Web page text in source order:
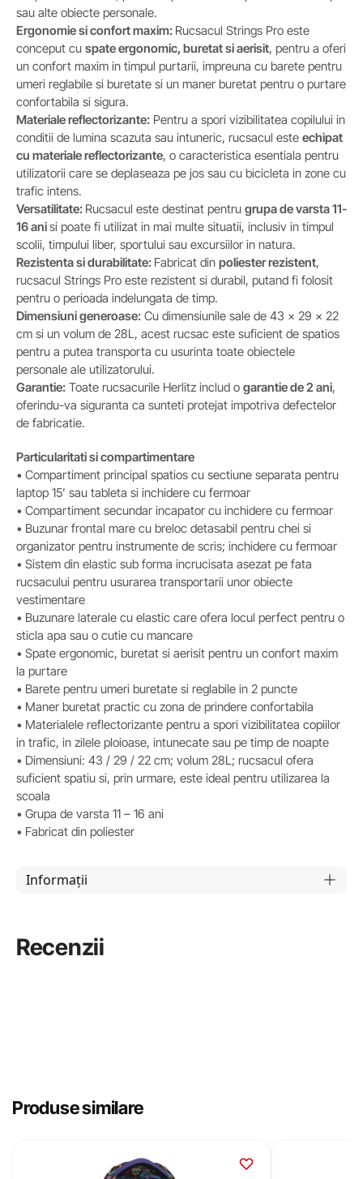
sau alte obiecte personale.
Ergonomie si confort maxim: Rucsacul Strings Pro este
conceput cu spate ergonomic, buretat si aerisit, pentru a oferi
un confort maxim in timpul purtarii, impreuna cu barete pentru
umeri reglabile si buretate si un maner buretat pentru o purtare
confortabila si sigura.
Materiale reflectorizante: Pentru a spori vizibilitatea copilului in
conditii de lumina scazuta sau intuneric, rucsacul este echipat
cu materiale reflectorizante, o caracteristica esentiala pentru
utilizatorii care se deplaseaza pe jos sau cu bicicleta in zone cu
trafic intens.
Versatilitate: Rucsacul este destinat pentru grupa de varsta 11-
16 anisi poate fi utilizat in mai multe situatii, inclusiv in timpul
scolii, timpului liber, sportului sau excursiilor in natura.
Rezistenta si durabilitate: Fabricat din poliester rezistent,
rucsacul Strings Pro este rezistent si durabil, putand fi folosit
pentru o perioada indelungata de timp.
Dimensiuni generoase: Cu dimensiunile sale de 43 x 29 x 22
cm si un volum de 28L, acest rucsac este suficient de spatios
pentru a putea transporta cu usurinta toate obiectele
personale ale utilizatorului.
Garantie: Toate rucsacurile Herlitz includ o garantie de 2 ani,
oferindu-va siguranta ca sunteti protejat impotriva defectelor
de fabricatie.
Particularitati si compartimentare
• Compartiment principal spatios cu sectiune separata pentru
laptop 15’ sau tableta si inchidere cu fermoar
• Compartiment secundar incapator cu inchidere cu fermoar
• Buzunar frontal mare cu breloc detasabil pentru chei si
organizator pentru instrumente de scris; inchidere cu fermoar
• Sistem din elastic sub forma incrucisata asezat pe fata
rucsacului pentru usurarea transportarii unor obiecte
vestimentare
• Buzunare laterale cu elastic care ofera locul perfect pentru o
sticla apa sau o cutie cu mancare
• Spate ergonomic, buretat si aerisit pentru un confort maxim
la purtare
• Barete pentru umeri buretate si reglabile in 2 puncte
• Maner buretat practic cu zona de prindere confortabila
• Materialele reflectorizante pentru a spori vizibilitatea copiilor
in trafic, in zilele ploioase, intunecate sau pe timp de noapte
• Dimensiuni: 43 / 29 / 22 cm; volum 28L; rucsacul ofera
suficient spatiu si, prin urmare, este ideal pentru utilizarea la
scoala
• Grupa de varsta 11 – 16 ani
• Fabricat din poliester
Informații
Recenzii
Produse similare